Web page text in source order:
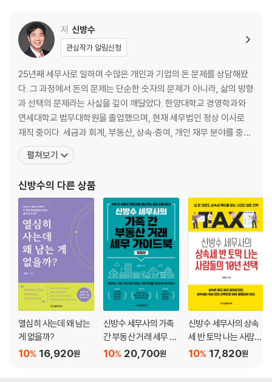
꼭 거주해야 할까?｜집 살 때 공동명의가 진짜 유리할까?
chapter 04 부동산 취득·보유할 때 세금을 팍팍 줄여라
매매계약서 한 장으로 취득세와 양도소득세 줄이기｜취득세를 한 푼도 안
내는 집이 있다고?｜나도 종부세 과세 대상일까?
chapter 05 임대수익을 최대로 끌어올리는 절세 전략
임대소득 과세가 핵심이다｜주택임대 세금 합법적으로 피해 가기｜상가
분양을 받았다면 부가세를 돌려받자｜임대소득자가 누구냐에 따라 세금
이 엄청 차이 난다
chapter 06 양도소득세 공략, 그대로 따라 하기
절세의 기본, 취득·양도 시기를 파악하라｜1세대 1주택은 세금 걱정이 없
다｜일시적 2주택자도 세금이 없다｜세대 관리 못하면 세금폭탄 맞는다
｜다주택자가 임대등록으로 세금 한 푼도 안 내는 비밀｜보유 주택 수에
따른 최고의 양도 전략｜오피스텔 팔기 전 이것만 챙겨도 세금이 없다｜
수익형 부동산은 부가세만 알아도 몇천만 원은 그냥 건진다｜전격 공개!
양도소득세 절세 전략 15가지
chapter 07 자금출처조사 대처법과 금융실명제에 대처하는 자금 거래법
자금출처조사를 받지 않는 방법｜차용증도 자금출처 증빙으로 인정될까?
｜세무조사 ‘0’순위로 찍히는 사람들｜강화된 금융실명제에 따른 자금 거
래법
저 신방수
관심작가 알림신청
25년째 세무사로 일하며 수많은 개인과 기업의 돈 문제를 상담해왔
다. 그 과정에서 돈의 문제는 단순한 숫자의 문제가 아니라, 삶의 방향
과 선택의 문제라는 사실을 깊이 깨달았다. 한양대학교 경영학과와
연세대학교 법무대학원을 졸업했으며, 현재 세무법인 정상 이사로
재직 중이다. 세금과 회계, 부동산, 상속·증여, 개인 재무 분야를 중심
으로 90여 권의 책을 집필했고, 강연과 상담을 통해 독자들과 꾸준히
만나고 있다. 저자는 숫자가 회계장부에만 있는 것이 아니라, 사람의
인, 부모 등 전 세대가 공감할 수
펼쳐보기
신방수의 다른 상품
열심히 사는데 왜 남는
게 없을까?
16,920원
10%
신방수 세무사의 가족
간 부동산 거래 세무 가
이드북20,700원
10%
신방수 세무사의 상속
세 반 토막 나는 사람들
의 10년 선택
17,820원
10%